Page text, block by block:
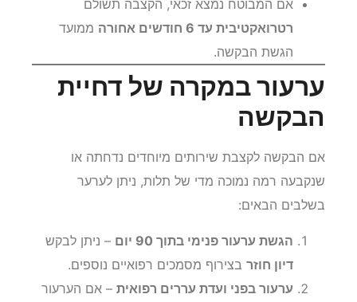
אם המבוטח נמצא זכאי, הקצבה תשולם
רטרואקטיבית עד 6 חודשים אחורה
ממועד
הגשת הבקשה.
ערעור במקרה של דחיית
הבקשה
אם הבקשה לקצבת שירותים מיוחדים נדחתה או
שנקבעה רמה נמוכה מדי של תלות, ניתן לערער
בשלבים הבאים:
הגשת ערעור פנימי בתוך 90 יום
– ניתן לבקש
דיון חוזר בצירוף מסמכים רפואיים נוספים.
ערעור בפני ועדת עררים רפואית – אם הערעור